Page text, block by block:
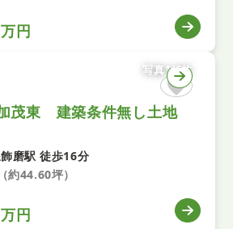
万円
写真1/6枚
茂東 建築条件無し土地
磨駅 徒歩16分
約44.60坪）
万円